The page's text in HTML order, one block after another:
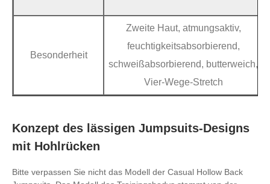
Besonderheit
Zweite Haut, atmungsaktiv,
feuchtigkeitsabsorbierend,
schweißabsorbierend, butterweich,
Vier-Wege-Stretch
Konzept des lässigen Jumpsuits-Designs
mit Hohlrücken
Bitte verpassen Sie nicht das Modell der Casual Hollow Back